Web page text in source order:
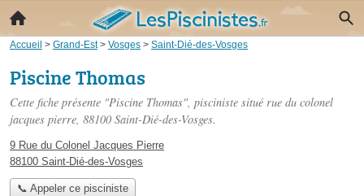
Accueil > Grand-Est> Vosges > Saint-Dié-des-Vosges
Piscine Thomas
Cette fiche présente "Piscine Thomas", pisciniste situé rue du colonel
jacques pierre, 88100 Saint-Dié-des-Vosges.
9 Rue du Colonel Jacques Pierre
88100 Saint-Dié-des-Vosges
📞 Appeler ce pisciniste